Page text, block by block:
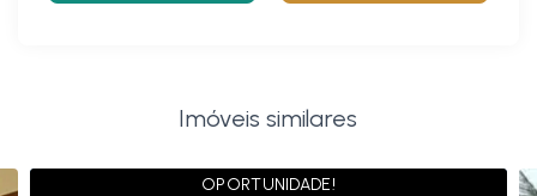
Imóveis similares
OPORTUNIDADE!